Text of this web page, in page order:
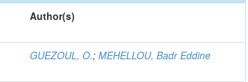
Author(s)
GUEZOUL, O.;MEHELLOU, Badr Eddine